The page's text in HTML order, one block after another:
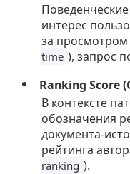
интерес
за
time ), запрос
Ranking Score
В контексте
обозначения
документа-
рейтинга
ranking ).